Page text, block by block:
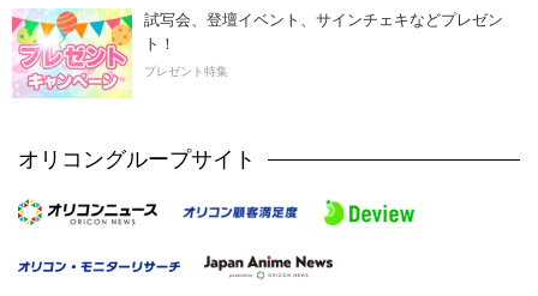
試写会、登壇イベント、サインチェキなどプレゼン
ト！
プレゼント特集
オリコングループサイト